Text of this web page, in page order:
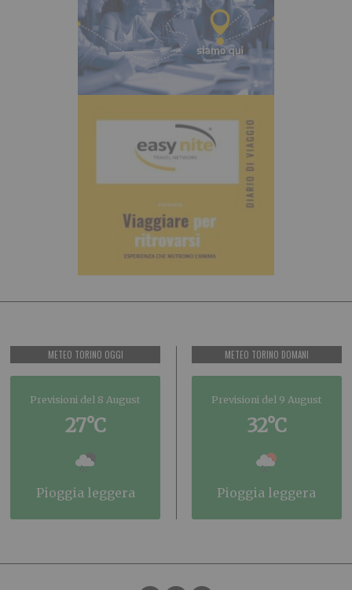
METEO TORINO OGGI
Previsioni del 8 August
27°C
pioggia leggera
METEO TORINO DOMANI
Previsioni del 9 August
32°C
pioggia leggera